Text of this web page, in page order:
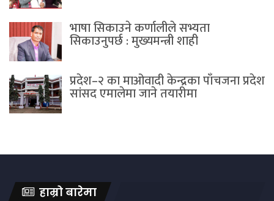
भाषा सिकाउने कर्णालीले सभ्यता
सिकाउनुपर्छ : मुख्यमन्त्री शाही
प्रदेश–२ का माओवादी केन्द्रका पाँचजना प्रदेश
सांसद एमालेमा जाने तयारीमा
हाम्रो बारेमा